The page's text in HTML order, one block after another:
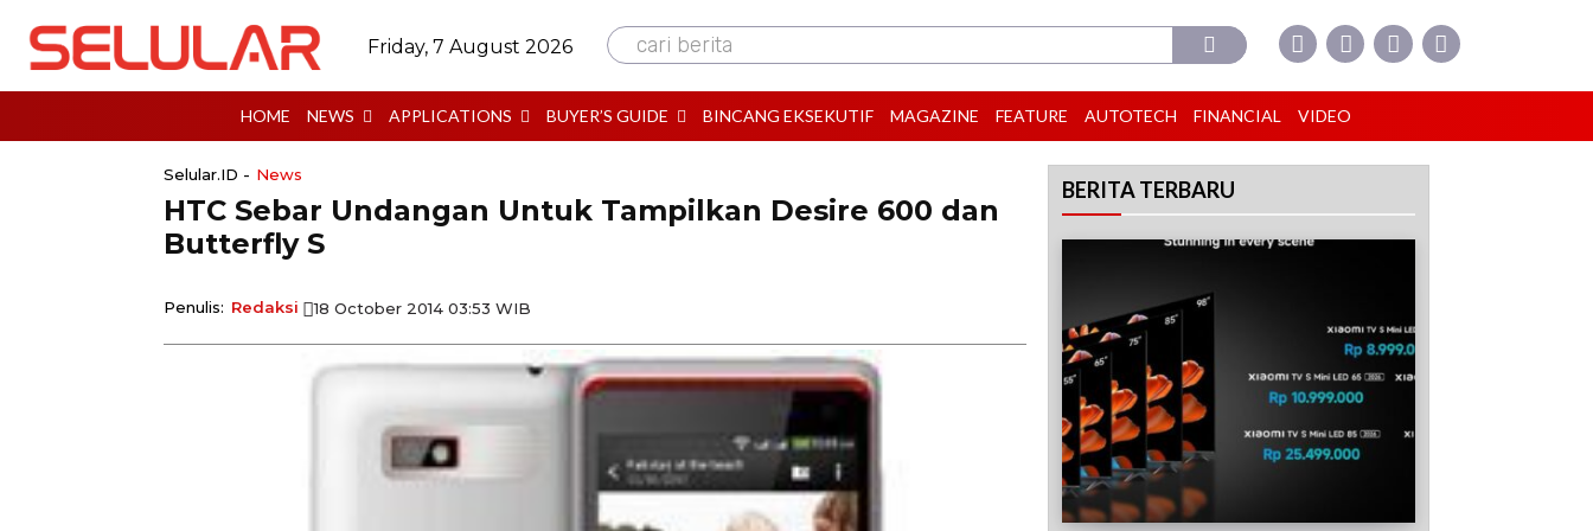
Friday, 7 August 2026 cari berita
HOME NEWS APPLICATIONS BUYER’S GUIDE BINCANG EKSEKUTIF MAGAZINE FEATURE AUTOTECH FINANCIAL VIDEO
Selular.ID - News
HTC Sebar Undangan Untuk Tampilkan Desire 600 dan
Butterfly S
Penulis: Redaksi 18 October 2014 03:53 WIB
BERITA TERBARU